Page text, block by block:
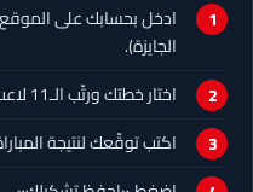
ادخل بحسابك على
الجايزة).
اختار خطتك ورتّب الـ11 لاعب اللي متوقّع يبدأوا الماتش.
اكتب توقّعك لنتيجة